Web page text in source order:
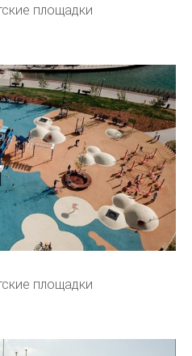
площадки
площадки